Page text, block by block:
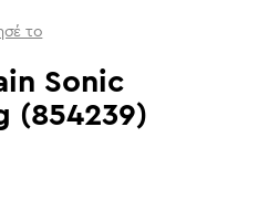
το
Sonic
(854239)